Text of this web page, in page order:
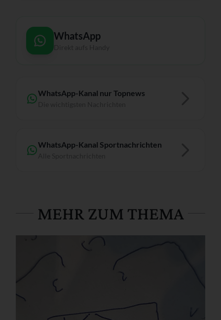
WhatsApp
WhatsApp-Kanal nur Topnews
WhatsApp-Kanal Sportnachrichten
MEHR ZUM THEMA